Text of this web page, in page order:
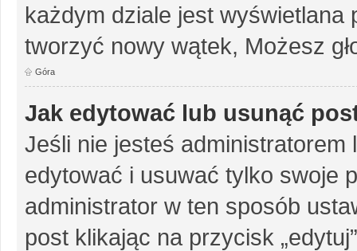
każdym dziale jest wyświetlana
tworzyć nowy wątek, Możesz
Góra
Jak edytować lub usunąć
Jeśli nie jesteś
edytować i usuwać tylko swoje
administrator w ten sposób
post klikając na przycisk